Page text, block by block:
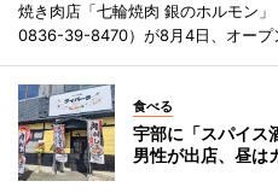
焼き肉店「七輪焼肉 銀のホルモン
0836-39-8470）が8月4日、オープ
食べる
宇部に「スパイス
男性が出店、昼は